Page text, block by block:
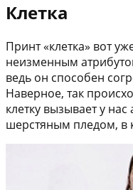
Клетка
Принт «клетка» вот
неизменным
ведь он способен
Наверное, так
клетку вызывает у
шерстяным пледом, в